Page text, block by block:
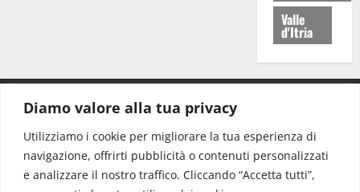
Diamo valore alla tua privacy
Utilizziamo i cookie per migliorare la tua esperienza di
navigazione, offrirti pubblicità o contenuti personalizzati
e analizzare il nostro traffico. Cliccando “Accetta tutti”,
Valle
d'Itria
Redazione: redazione@www.martinasera.it
Direttore:direttore@www.martinasera.it